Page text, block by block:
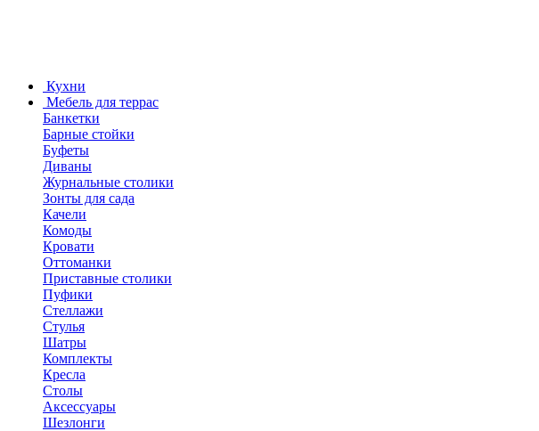
Кухни
Мебель для террас
Банкетки
Барные стойки
Буфеты
Диваны
Журнальные столики
Зонты для сада
Качели
Комоды
Кровати
Оттоманки
Приставные столики
Пуфики
Стеллажи
Стулья
Шатры
Комплекты
Кресла
Столы
Аксессуары
Шезлонги